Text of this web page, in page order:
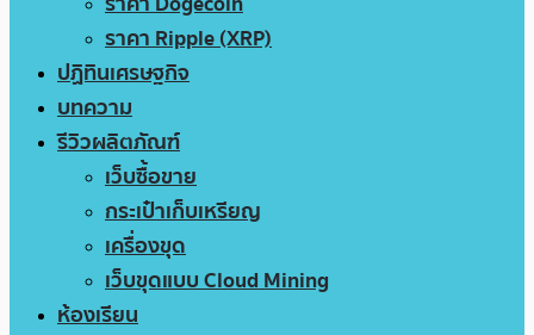
ราคา Ripple (XRP)
ปฏิทินเศรษฐกิจ
บทความ
รีวิวผลิตภัณฑ์
เว็บซื้อขาย
กระเป๋าเก็บเหรียญ
เครื่องขุด
เว็บขุดแบบ Cloud Mining
ห้องเรียน